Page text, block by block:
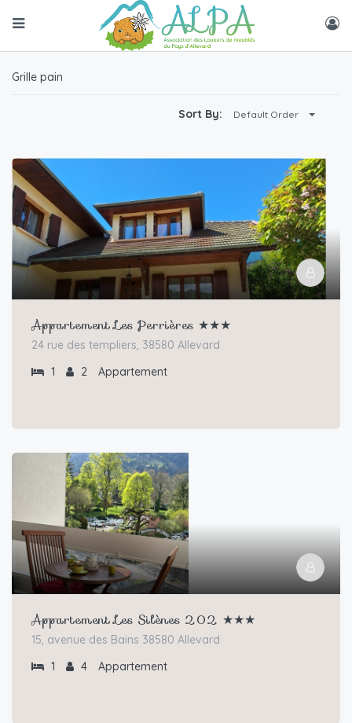
Grille pain
Sort By: Default Order
Appartement Les Perrières ★★★
24 rue des templiers, 38580 Allevard
1
2 Appartement
Appartement Les Silènes 202 ★★★
15, avenue des Bains 38580 Allevard
1
4 Appartement